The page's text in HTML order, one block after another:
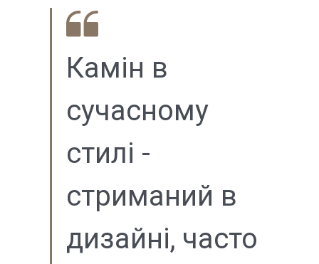
Камін в
сучасному
стилі -
стриманий в
дизайні, часто